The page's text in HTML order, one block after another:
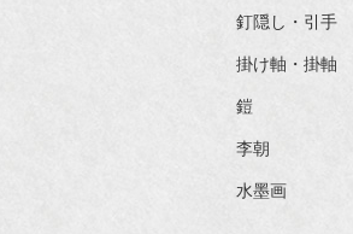
釘隠し・引手
掛け軸・掛軸
鎧
李朝
水墨画